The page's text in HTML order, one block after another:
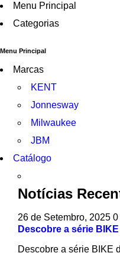
Menu Principal
Categorias
Menu Principal
Marcas
KENT
Jonnesway
Milwaukee
JBM
Catálogo
Notícias
26 de Setembro, 2025 0
Descobre a série
Descobre a série BIKE